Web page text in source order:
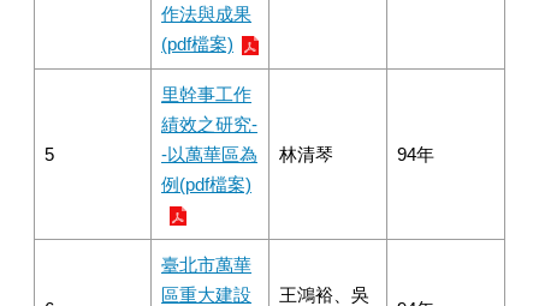
作法與成果
(pdf檔案)
5
里幹事工作
績效之研究-
-以萬華區為
例(pdf檔案)
林清琴 94年
臺北市萬華
區重大建設
王鴻裕、吳